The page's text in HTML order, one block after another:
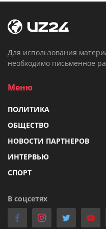
Для использования
необходимо письменное
Меню
ПОЛИТИКА
ОБЩЕСТВО
НОВОСТИ ПАРТНЕРОВ
ИНТЕРВЬЮ
СПОРТ
В соцсетях